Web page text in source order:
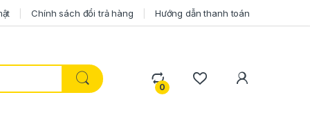
Chính sách đổi trả hàng Hướng dẫn thanh toán
0